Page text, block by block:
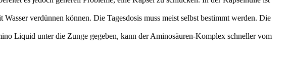
verdünnen können. Die Tagesdosis muss meist selbst bestimmt werden. Die
Liquid unter die Zunge gegeben, kann der Aminosäuren-Komplex schneller vom